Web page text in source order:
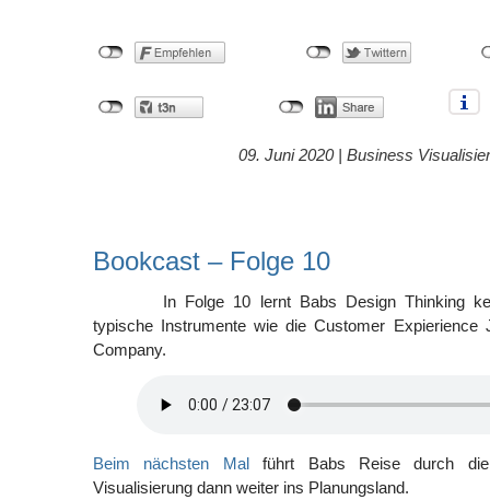
09. Juni 2020 | Business
Bookcast – Folge 10
In Folge 10 lernt Babs Design Thinking
typische Instrumente wie die Customer Expierience
Company.
Beim nächsten Malführt Babs Reise durch
Visualisierung dann weiter ins Planungsland.